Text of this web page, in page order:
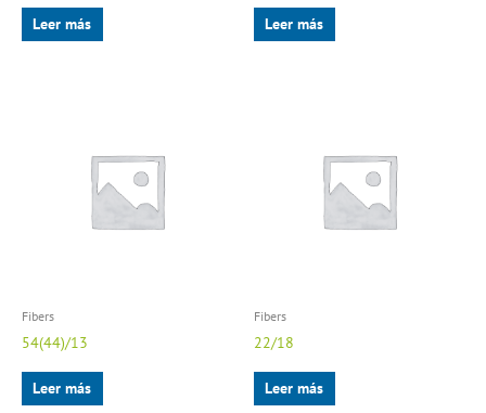
Leer más Leer más
Fibers
54(44)/13
Leer más
Fibers
22/18
Leer más